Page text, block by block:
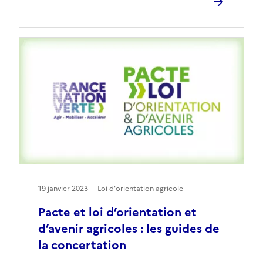
Pacte et loi d’orientation et
d’avenir agricoles : les guides de
la concertation
19 janvier 2023 Loi d'orientation agricole